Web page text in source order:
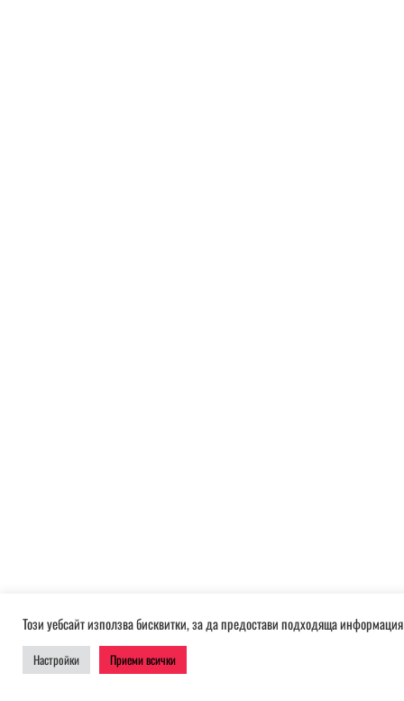
Този уебсайт използва бисквитки, за да предостави подходяща
Настройки Приеми всички